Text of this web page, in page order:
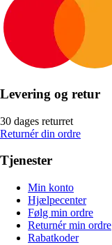
Levering og retur
30 dages returret
Returnér din ordre
Tjenester
Min konto
Hjælpecenter
Følg min ordre
Returnér min ordre
Rabatkoder